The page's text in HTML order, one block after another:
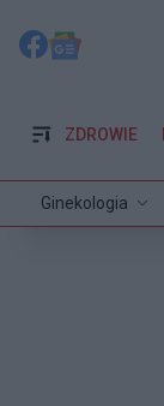
ZDROWIE
Ginekologia